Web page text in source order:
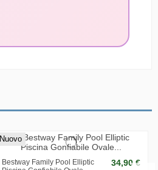
asciugare.
Nuovo
Bestway Family Pool Elliptic
34,90 €